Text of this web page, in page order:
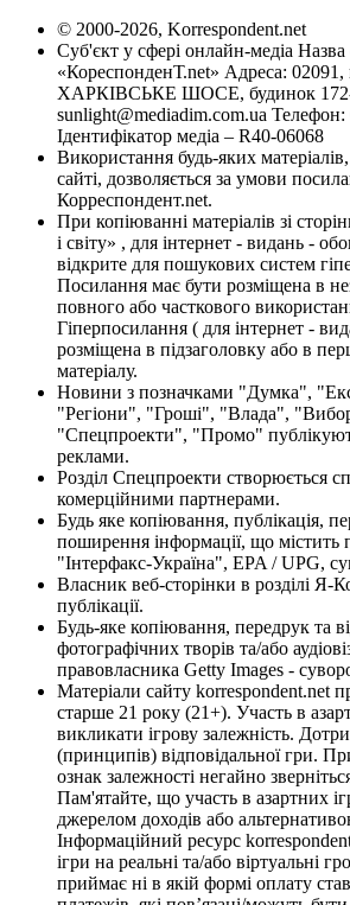
© 2000-2026, Korrespondent.net
Суб'єкт у сфері онлайн-медіа
«КореспонденТ.net» Адреса: 02091,
ХАРКІВСЬКЕ ШОСЕ, будинок 172-
sunlight@mediadim.com.ua Телефон:
Ідентифікатор медіа – R40-06068
Використання будь-яких
сайті, дозволяється за умови
Корреспондент.net.
При копіюванні матеріалів зі
і світу» , для інтернет - видань -
відкрите для пошукових систем
Посилання має бути розміщена в
повного або часткового
Гіперпосилання ( для інтернет -
розміщена в підзаголовку або в
матеріалу.
Новини з позначками "Думка",
"Регіони", "Гроші", "Влада",
"Спецпроекти", "Промо"
реклами.
Розділ Спецпроекти створюється
комерційними партнерами.
Будь яке копіювання, публікація,
поширення інформації, що містить
"Інтерфакс-Україна", EPA / UPG,
Власник веб-сторінки в розділі Я-
публікації.
Будь-яке копіювання, передрук та
фотографічних творів та/або
правовласника Getty Images -
Матеріали сайту korrespondent.net
старше 21 року (21+). Участь в
викликати ігрову залежність.
(принципів) відповідальної гри.
ознак залежності негайно
Пам'ятайте, що участь в азартних
джерелом доходів або
Інформаційний ресурс
ігри на реальні та/або віртуальні
приймає ні в якій формі оплату